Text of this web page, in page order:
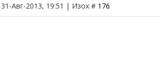
Авг-2013, 19:51 | Изох # 176